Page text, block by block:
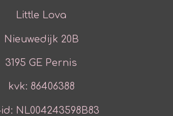
Little Lova
Nieuwedijk 20B
3195 GE Pernis
kvk: 86406388
id: NL004243598B83